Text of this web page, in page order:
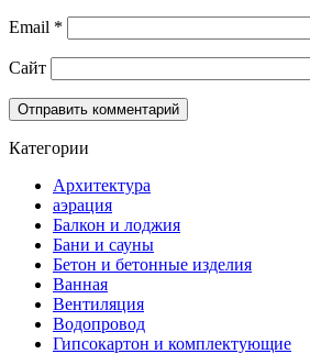
Email *
Сайт
Категории
Архитектура
аэрация
Балкон и лоджия
Бани и сауны
Бетон и бетонные изделия
Ванная
Вентиляция
Водопровод
Гипсокартон и комплектующие